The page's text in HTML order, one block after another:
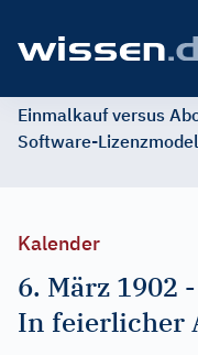
Einmalkauf versus
Software-
Kalender
6. März 1902 -
In feierlicher